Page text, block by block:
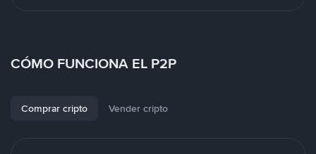
CÓMO FUNCIONA EL P2P
Comprar cripto Vender cripto